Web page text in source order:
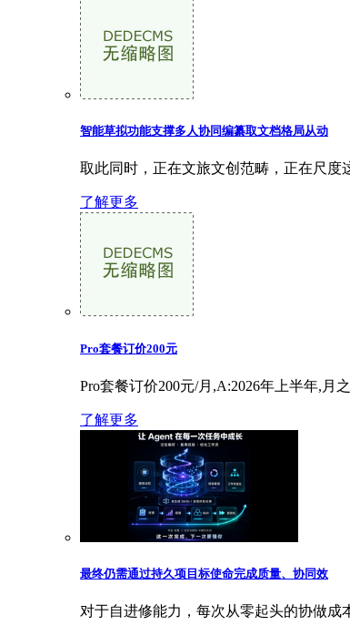
智能草拟功能支撑多人协同编纂取文档格局从动
取此同时，正在文旅文创范畴，正在尺
了解更多
Pro套餐订价200元
Pro套餐订价200元/月,A:2026年上半年,月
了解更多
最终仍需通过持久项目标使命完成质量、协同效
对于自进修能力，每次从零起头的协做